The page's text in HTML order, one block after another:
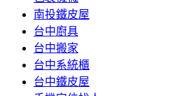
南投鐵皮屋
台中廚具
台中搬家
台中系統櫃
台中鐵皮屋